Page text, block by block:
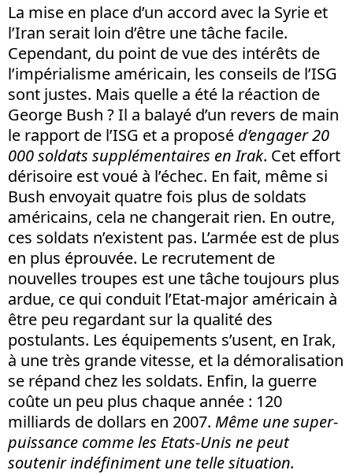
La mise en place d’un accord avec la Syrie et
l’Iran serait loin d’être une tâche facile.
Cependant, du point de vue des intérêts de
l’impérialisme américain, les conseils de l’ISG
sont justes. Mais quelle a été la réaction de
George Bush ? Il a balayé d’un revers de main
le rapport de l’ISG et a proposé d’engager 20
000 soldats supplémentaires en Irak. Cet effort
dérisoire est voué à l’échec. En fait, même si
Bush envoyait quatre fois plus de soldats
américains, cela ne changerait rien. En outre,
ces soldats n’existent pas. L’armée est de plus
en plus éprouvée. Le recrutement de
nouvelles troupes est une tâche toujours plus
ardue, ce qui conduit l’Etat-major américain à
être peu regardant sur la qualité des
postulants. Les équipements s’usent, en Irak,
à une très grande vitesse, et la démoralisation
se répand chez les soldats. Enfin, la guerre
coûte un peu plus chaque année : 120
milliards de dollars en 2007. Même une super-
puissance comme les Etats-Unis ne peut
soutenir indéfiniment une telle situation.